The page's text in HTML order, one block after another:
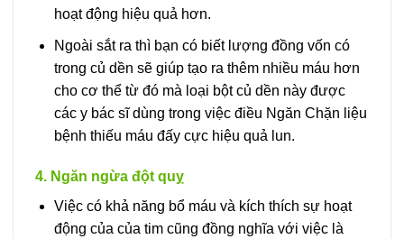
hoạt động hiệu quả hơn.
Ngoài sắt ra thì bạn có biết lượng đồng vốn có
trong củ dền sẽ giúp tạo ra thêm nhiều máu hơn
cho cơ thể từ đó mà loại bột củ dền này được
các y bác sĩ dùng trong việc điều Ngăn Chặn liệu
bệnh thiếu máu đấy cực hiệu quả lun.
4. Ngăn ngừa đột quỵ
Việc có khả năng bổ máu và kích thích sự hoạt
động của của tim cũng đồng nghĩa với việc là